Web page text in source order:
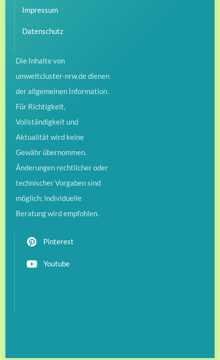
Impressum
Datenschutz
Die Inhalte von
umweltcluster-nrw.de dienen
der allgemeinen Information.
Für Richtigkeit,
Vollständigkeit und
Aktualität wird keine
Gewähr übernommen.
Änderungen rechtlicher oder
technischer Vorgaben sind
möglich; individuelle
Beratung wird empfohlen.
Pinterest
Youtube